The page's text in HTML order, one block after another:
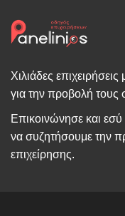
Χιλιάδες
για την προβολή τους
Επικοινώνησε και
να συζητήσουμε την
επιχείρησης.